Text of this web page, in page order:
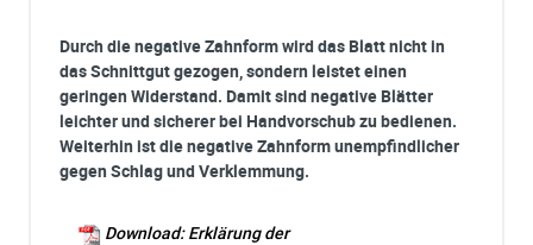
Durch die negative Zahnform wird das Blatt nicht in
das Schnittgut gezogen, sondern leistet einen
geringen Widerstand. Damit sind negative Blätter
leichter und sicherer bei Handvorschub zu bedienen.
Weiterhin ist die negative Zahnform unempfindlicher
gegen Schlag und Verklemmung.
Download: Erklärung der